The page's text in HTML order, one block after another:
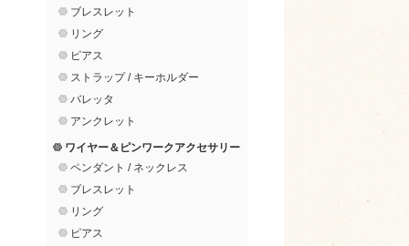
ブレスレット
リング
ピアス
ストラップ / キーホルダー
バレッタ
アンクレット
ワイヤー＆ピンワークアクセサリー
ペンダント / ネックレス
ブレスレット
リング
ピアス